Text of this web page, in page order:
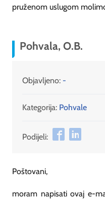
pruženom uslugom
Pohvala, O.B.
Objavljeno: -
Kategorija: Pohvale
Podijeli:
Poštovani,
moram napisati ovaj e-